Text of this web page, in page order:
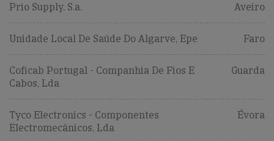
Prio Supply, S.a. Aveiro
Unidade Local De Saúde Do Algarve, Epe Faro
Coficab Portugal - Companhia De Fios E
Cabos, Lda
Guarda
Tyco Electronics - Componentes
Electromecânicos, Lda
Évora